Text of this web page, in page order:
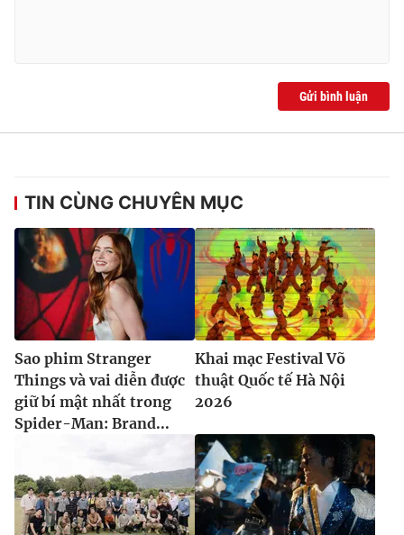
Gửi bình luận
TIN CÙNG CHUYÊN MỤC
Sao phim Stranger
Things và vai diễn được
giữ bí mật nhất trong
Spider-Man: Brand...
Khai mạc Festival Võ
thuật Quốc tế Hà Nội
2026